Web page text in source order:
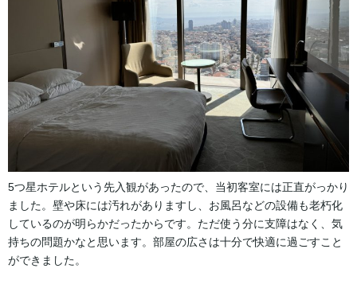
5つ星ホテルという先入観があったので、当初客室には正直がっかり
ました。壁や床には汚れがありますし、お風呂などの設備も老朽化
しているのが明らかだったからです。ただ使う分に支障はなく、気
持ちの問題かなと思います。部屋の広さは十分で快適に過ごすこと
ができました。